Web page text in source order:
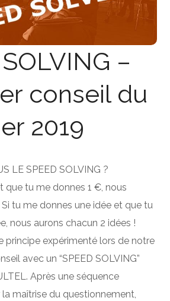
–
conseil du
2019
LE SPEED SOLVING ?
que tu me donnes 1 €, nous
tu me donnes une idée et que tu
nous aurons chacun 2 idées !
principe expérimenté lors de notre
avec un “SPEED SOLVING”
Après une séquence
la maîtrise du questionnement,